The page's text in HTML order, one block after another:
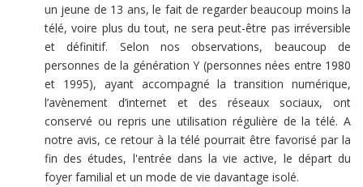
un jeune de 13 ans, le fait de regarder beaucoup moins la
télé, voire plus du tout, ne sera peut-être pas irréversible
et définitif. Selon nos observations, beaucoup de
personnes de la génération Y (personnes nées entre 1980
et 1995), ayant accompagné la transition numérique,
l’avènement d’internet et des réseaux sociaux, ont
conservé ou repris une utilisation régulière de la télé. A
notre avis, ce retour à la télé pourrait être favorisé par la
fin des études, l'entrée dans la vie active, le départ du
foyer familial et un mode de vie davantage isolé.